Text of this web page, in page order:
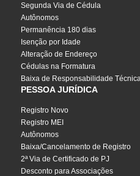
Segunda Via de Cédula
Autônomos
Permanência 180 dias
Isenção por Idade
Alteração de Endereço
Cédulas na Formatura
Baixa de Responsabilidade
PESSOA JURÍDICA
Registro Novo
Registro MEI
Autônomos
Baixa/Cancelamento de Registro
2ª Via de Certificado de PJ
Desconto para Associações